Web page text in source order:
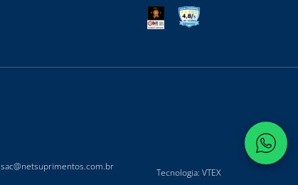
sac@netsuprimentos.com.br
Tecnologia: VTEX